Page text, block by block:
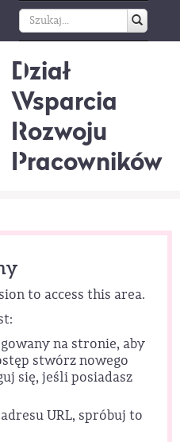
Dział
Wsparcia
Rozwoju
Pracowników
to access this area.
na stronie, aby
stwórz nowego
się, jeśli posiadasz
URL, spróbuj to